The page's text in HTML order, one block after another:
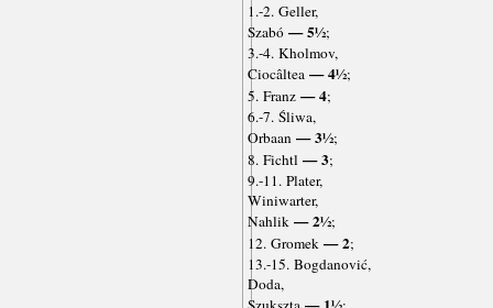
1.-2. Geller,
Szabó— 5½;
3.-4. Kholmov,
Ciocâltea— 4½;
5. Franz— 4;
6.-7. Śliwa,
Orbaan— 3½;
8. Fichtl— 3;
9.-11. Plater,
Winiwarter,
Nahlik— 2½;
12. Gromek— 2;
13.-15. Bogdanović,
Doda,